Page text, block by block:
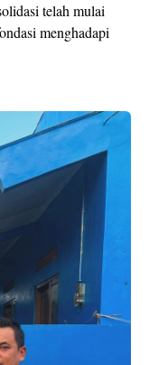
telah mulai
menghadapi